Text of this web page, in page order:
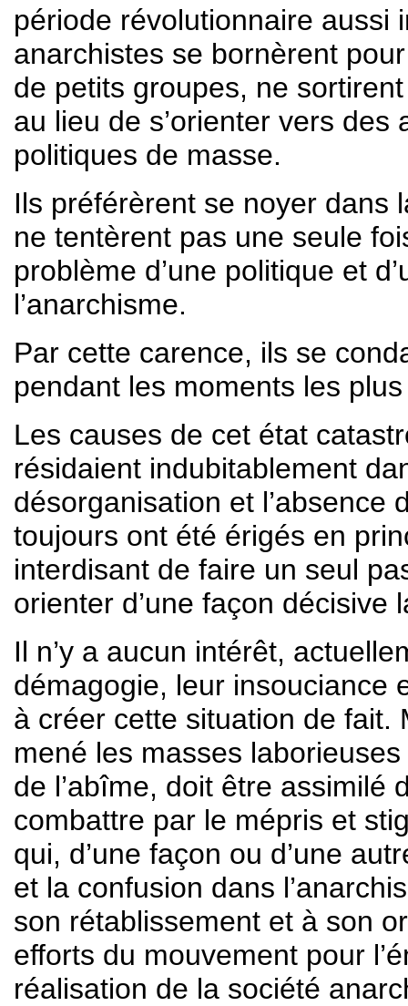
période révolutionnaire aussi
anarchistes se bornèrent
de petits groupes, ne
au lieu de s’orienter vers des
politiques de masse.
Ils préférèrent se noyer dans
ne tentèrent pas une seule
problème d’une politique et
l’anarchisme.
Par cette carence, ils se
pendant les moments les
Les causes de cet état
résidaient indubitablement
désorganisation et l’absence
toujours ont été érigés en
interdisant de faire un seul
orienter d’une façon décisive
Il n’y a aucun intérêt,
démagogie, leur insouciance
à créer cette situation de fait.
mené les masses
de l’abîme, doit être assimilé
combattre par le mépris et
qui, d’une façon ou d’une
et la confusion dans
son rétablissement et à son
efforts du mouvement pour
réalisation de la société